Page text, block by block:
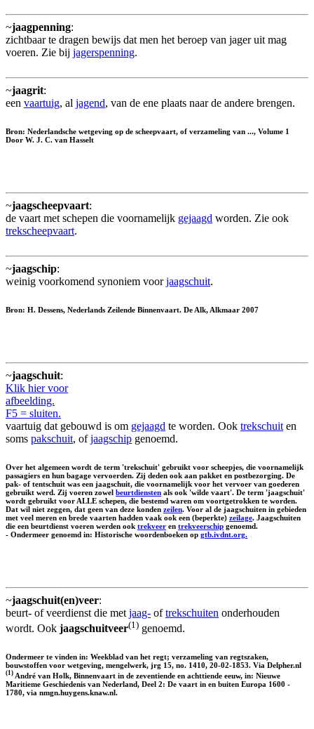
~jaagpenning:
zichtbaar te dragen bewijs dat men het beroep van jager uit mag
voeren. Zie bij jagerspenning.
~jaagrit:
een vaartuig, al jagend, van de ene plaats naar de andere brengen.
Bron: Nederlandsche wetgeving op de scheepvaart, of verzameling van ..., Volume 1
Door W. J. C. van Hasselt
~jaagscheepvaart:
de vaart met schepen die voornamelijk gejaagd worden. Zie ook
trekscheepvaart.
~jaagschip:
weinig voorkomend synoniem voorjaagschuit.
Bron: H. Dessens, Nederlands Zeilende Binnenvaart. De Alk, Alkmaar 2007
~jaagschuit:
Klik hier voor
afbeelding.
F5 = sluiten.
vaartuig dat gebouwd is om gejaagd te worden. Ook trekschuit en
soms pakschuit, ofjaagschip genoemd.
Over het algemeen wordt de term 'trekschuit' gebruikt voor scheepjes, die voornamelijk
passagiers en hun bagage vervoerden. Zij deden ook aan pakket en postbezorging. De
pak- of tentschuit was een jaagschuit, die voornamelijk voor het vervoer van goederen
gebruikt werd. Zij voeren zowel beurtdiensten als ook 'wilde vaart'. De term 'jaagschuit'
wordt gebruikt voor ALLE schepen, die bestemd waren om voortgetrokken te worden.
Dat wil niet zeggen, dat geen van deze konden zeilen. Voor al de jaagschuiten in gebieden
met veel meren en brede vaarten hadden vaak ook een (beperkte) zeilage. Jaagschuiten
die een beurtdienst voeren werden ook trekveer en trekveerschip genoemd.
- Ondermeer genoemd in: Historische woordenboeken op gtb.ivdnt.org.
~jaagschuit(en)veer:
beurt- of veerdienst die met jaag- oftrekschuiten onderhouden
wordt. Ook jaagschuitveer(1) genoemd.
Ondermeer te vinden in: Weekblad van het regt; verzameling van regtszaken,
bouwstoffen voor wetgeving, mengelwerk, jrg 15, no. 1410, 20-02-1853. Via Delpher.nl
(1) André van Holk, Binnenvaart in de zeventiende en achttiende eeuw, in: Nieuwe
Maritieme Geschiedenis van Nederland, Deel 2: De vaart in en buiten Europa 1600 -
1780, via nmgn.huygens.knaw.nl.